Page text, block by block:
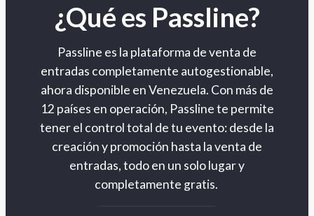
¿Qué es Passline?
Passline es la plataforma de venta de
entradas completamente autogestionable,
ahora disponible en Venezuela. Con más de
12 países en operación, Passline te permite
tener el control total de tu evento: desde la
creación y promoción hasta la venta de
entradas, todo en un solo lugar y
completamente gratis.